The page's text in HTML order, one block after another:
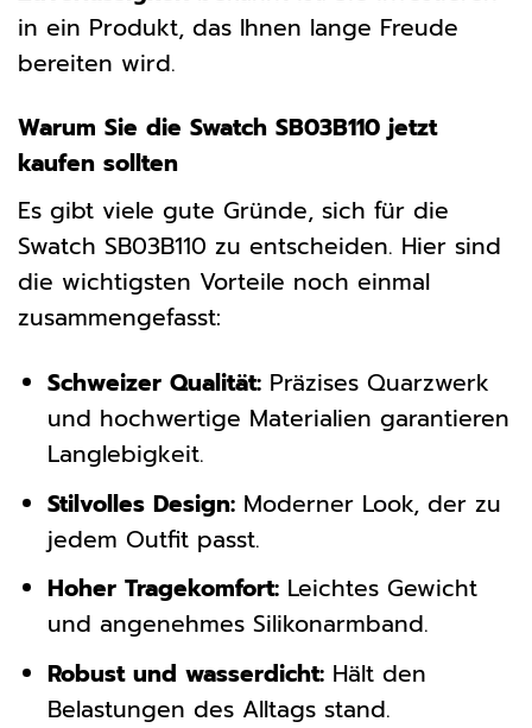
in ein Produkt, das Ihnen lange Freude
bereiten wird.
Warum Sie die Swatch SB03B110 jetzt
kaufen sollten
Es gibt viele gute Gründe, sich für die
Swatch SB03B110 zu entscheiden. Hier sind
die wichtigsten Vorteile noch einmal
zusammengefasst:
Schweizer Qualität:Präzises Quarzwerk
und hochwertige Materialien garantieren
Langlebigkeit.
Stilvolles Design:Moderner Look, der zu
jedem Outfit passt.
Hoher Tragekomfort:Leichtes Gewicht
und angenehmes Silikonarmband.
Robust und wasserdicht:Hält den
Belastungen des Alltags stand.